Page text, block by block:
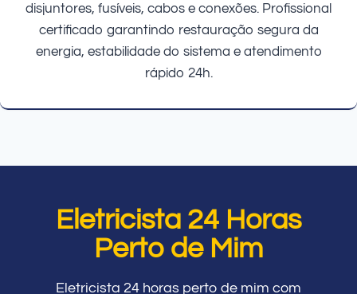
disjuntores, fusíveis, cabos e conexões. Profissional
certificado garantindo restauração segura da
energia, estabilidade do sistema e atendimento
rápido 24h.
Eletricista 24 Horas
Perto de Mim
Eletricista 24 horas perto de mim com